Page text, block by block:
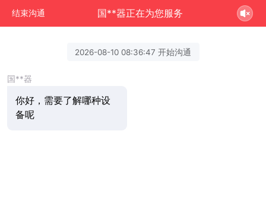
结束沟通 国**器正在为您服务
2026-08-10 08:36:47 开始沟通
国**器
你好，需要了解哪种设
备呢